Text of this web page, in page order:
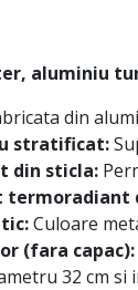
aluminiu
din
stratificat:
din sticla:
Culoare
(fara capac):
32 cm si